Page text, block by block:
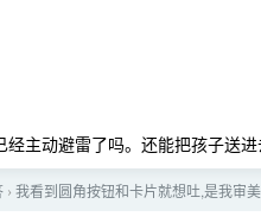
主动避雷了吗。还能把孩子送进
› 我看到圆角按钮和卡片就想吐,是我审